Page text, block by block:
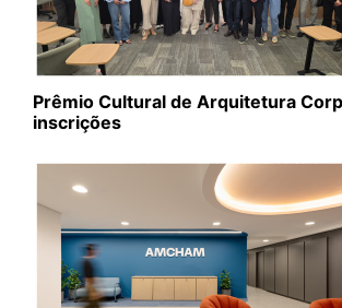
Prêmio Cultural de Arquitetura
inscrições